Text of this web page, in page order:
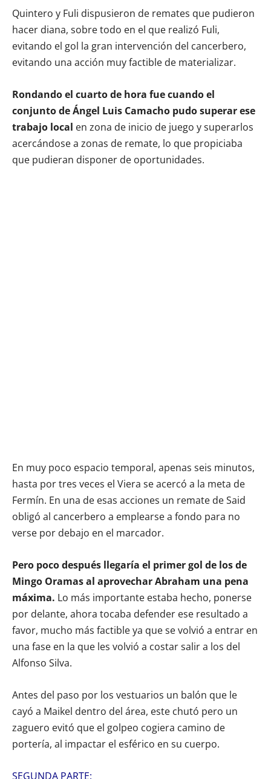
Quintero y Fuli dispusieron de remates que pudieron
hacer diana, sobre todo en el que realizó Fuli,
evitando el gol la gran intervención del cancerbero,
evitando una acción muy factible de materializar.
Rondando el cuarto de hora fue cuando el
conjunto de Ángel Luis Camacho pudo superar ese
trabajo local en zona de inicio de juego y superarlos
acercándose a zonas de remate, lo que propiciaba
que pudieran disponer de oportunidades.
En muy poco espacio temporal, apenas seis minutos,
hasta por tres veces el Viera se acercó a la meta de
Fermín. En una de esas acciones un remate de Said
obligó al cancerbero a emplearse a fondo para no
verse por debajo en el marcador.
Pero poco después llegaría el primer gol de los de
Mingo Oramas al aprovechar Abraham una pena
máxima. Lo más importante estaba hecho, ponerse
por delante, ahora tocaba defender ese resultado a
favor, mucho más factible ya que se volvió a entrar en
una fase en la que les volvió a costar salir a los del
Alfonso Silva.
Antes del paso por los vestuarios un balón que le
cayó a Maikel dentro del área, este chutó pero un
zaguero evitó que el golpeo cogiera camino de
portería, al impactar el esférico en su cuerpo.
SEGUNDA PARTE: